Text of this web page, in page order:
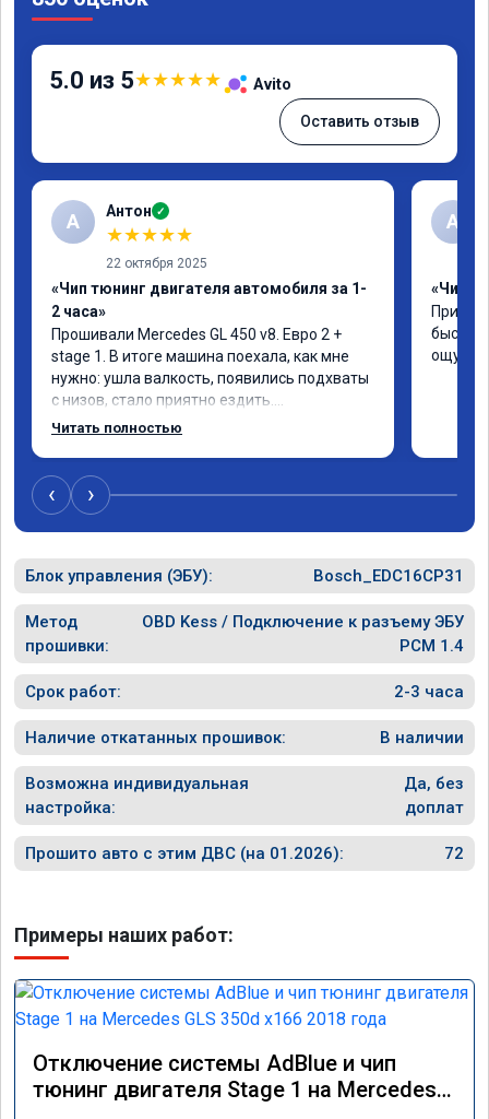
5.0 из 5★★★★★ Avito
Оставить отзыв
А Антон ✓
★★★★★
22 октября 2025
«Чип тюнинг двигателя автомобиля за 1-
2 часа»
Прошивали Mercedes GL 450 v8. Евро 2 +
stage 1. В итоге машина поехала, как мне
нужно: ушла валкость, появились подхваты
с низов, стало приятно ездить.
Одни из лучших трат, в авто! 🔥
Читать полностью
A
«Чип
‹ ›
Блок управления (ЭБУ): Bosch_EDC16CP31
Метод
прошивки:
OBD Kess / Подключение к разъему ЭБУ
PCM 1.4
Срок работ: 2-3 часа
Наличие откатанных прошивок: В наличии
Возможна индивидуальная
настройка:
Да, без
доплат
Прошито авто с этим ДВС (на 01.2026): 72
Примеры наших работ:
Отключение системы AdBlue и чип
тюнинг двигателя Stage 1 на Mercedes